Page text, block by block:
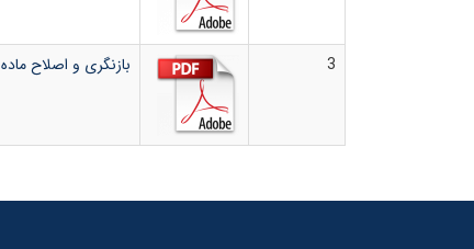
3 بازنگری و اصلاح ماده ۵۳ آیین نامه استخدامی (پایه های تشویقی)